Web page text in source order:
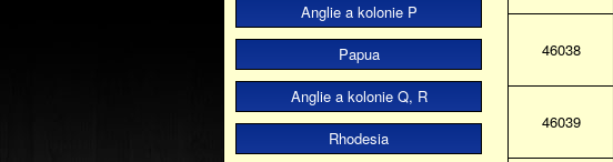
Anglie a kolonie P
Papua
Anglie a kolonie Q, R
Rhodesia
46038
46039